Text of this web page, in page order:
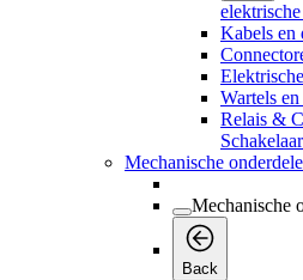
Kabels en
Wartels en
Relais &
Mechanische
Mechanische
Back